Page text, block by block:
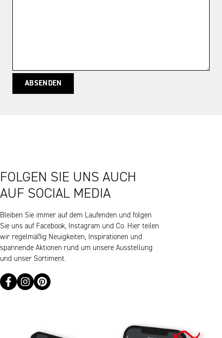
ABSENDEN
FOLGEN SIE UNS AUCH
AUF SOCIAL MEDIA
Bleiben Sie immer auf dem Laufenden und folgen
Sie uns auf Facebook, Instagram und Co. Hier teilen
wir regelmäßig Neuigkeiten, Inspirationen und
spannende Aktionen rund um unsere Ausstellung
und unser Sortiment.